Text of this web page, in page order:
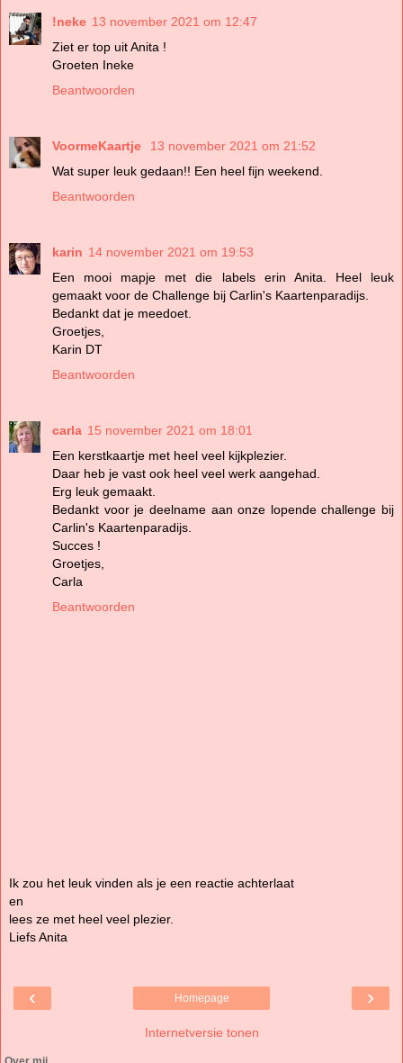
!neke 13 november 2021 om 12:47
Ziet er top uit Anita !
Groeten Ineke
Beantwoorden
VoormeKaartje
13 november 2021 om 21:52
Wat super leuk gedaan!! Een heel fijn weekend.
Beantwoorden
karin 14 november 2021 om 19:53
Een mooi mapje met die labels erin Anita. Heel leuk
gemaakt voor de Challenge bij Carlin's Kaartenparadijs.
Bedankt dat je meedoet.
Groetjes,
Karin DT
Beantwoorden
carla 15 november 2021 om 18:01
Een kerstkaartje met heel veel kijkplezier.
Daar heb je vast ook heel veel werk aangehad.
Erg leuk gemaakt.
Bedankt voor je deelname aan onze lopende challenge bij
Carlin's Kaartenparadijs.
Succes !
Groetjes,
Carla
Beantwoorden
Ik zou het leuk vinden als je een reactie achterlaat
en
lees ze met heel veel plezier.
Liefs Anita
‹ ›
Homepage
Internetversie tonen